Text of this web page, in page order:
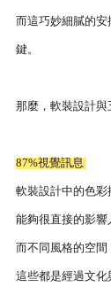
而這巧妙細膩的
鍵。
那麼，軟裝設計與
87%視覺訊息
軟裝設計中的色彩
能夠很直接的影響
而不同風格的空間
這些都是經過文化